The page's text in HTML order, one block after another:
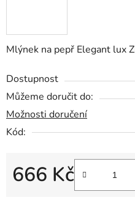
Mlýnek na pepř Elegant lux
Dostupnost
Můžeme doručit do:
Možnosti doručení
Kód:
666 Kč